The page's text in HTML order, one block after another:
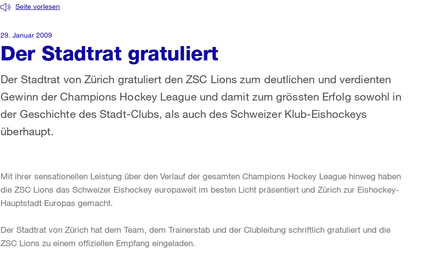
Der Stadtrat gratuliert
Seite vorlesen
Der Stadtrat von Zürich gratuliert den ZSC Lions zum deutlichen und verdienten
Gewinn der Champions Hockey League und damit zum grössten Erfolg sowohl in
der Geschichte des Stadt-Clubs, als auch des Schweizer Klub-Eishockeys
überhaupt.
29. Januar 2009
Mit ihrer sensationellen Leistung über den Verlauf der gesamten Champions Hockey League hinweg haben
die ZSC Lions das Schweizer Eishockey europaweit im besten Licht präsentiert und Zürich zur Eishockey-
Hauptstadt Europas gemacht.
Der Stadtrat von Zürich hat dem Team, dem Trainerstab und der Clubleitung schriftlich gratuliert und die
ZSC Lions zu einem offiziellen Empfang eingeladen.